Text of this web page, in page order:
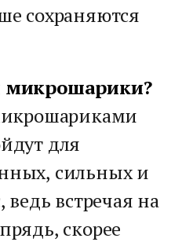
сохраняются
микрошарики?
для
сильных и
ведь встречая на
скорее